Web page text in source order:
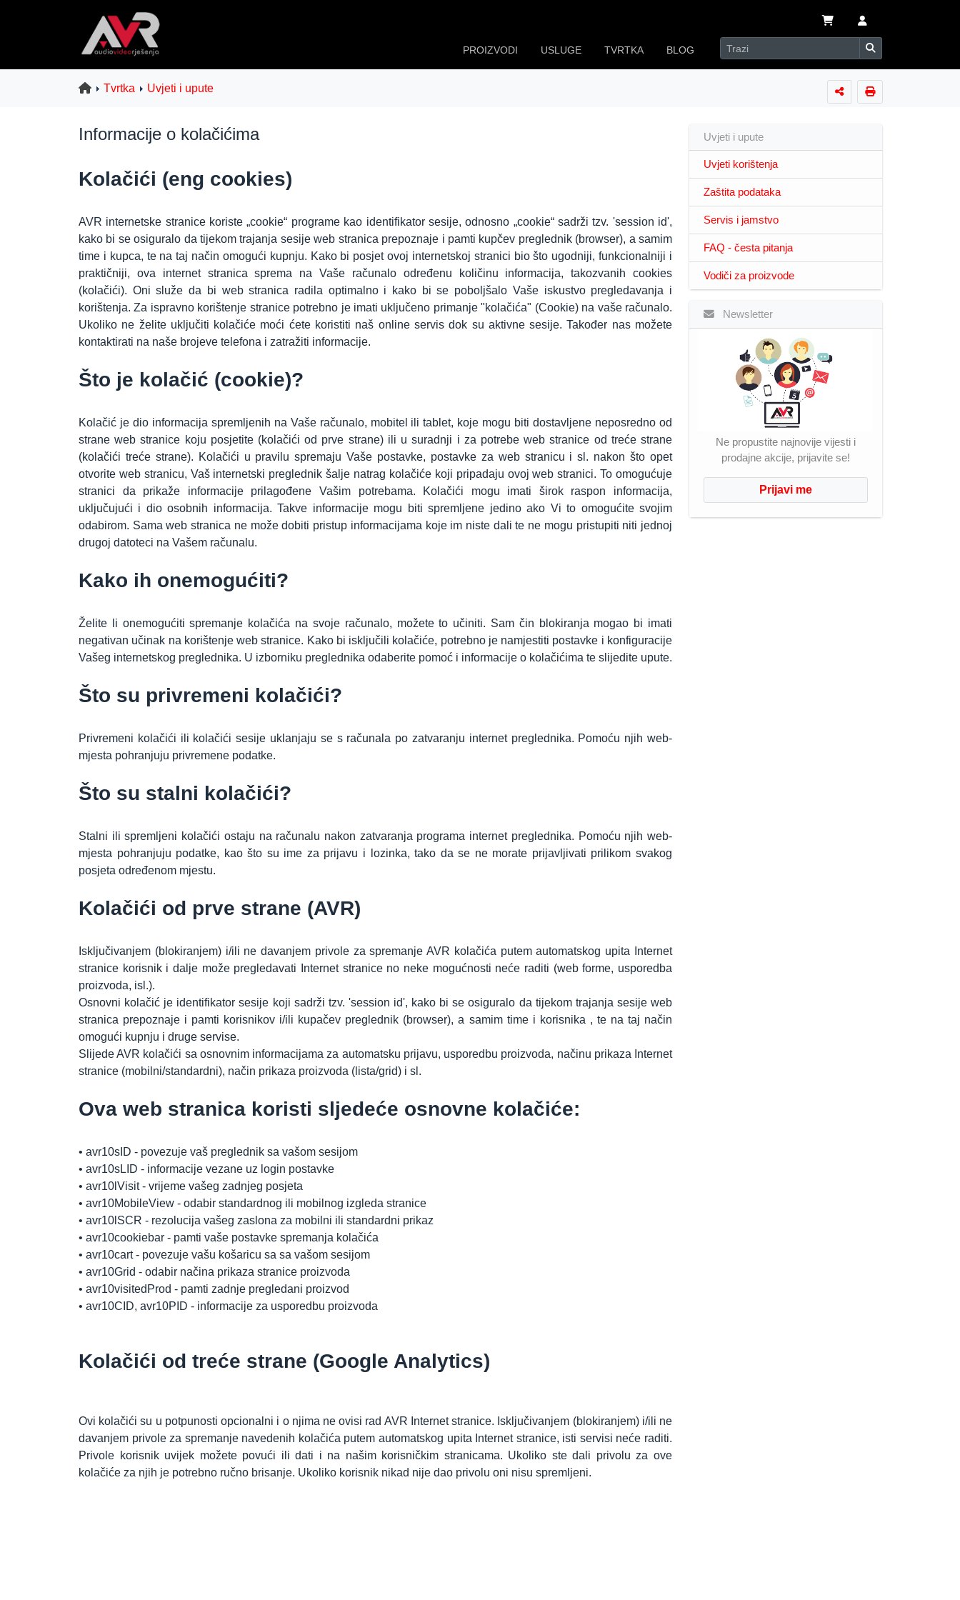
PROIZVODI USLUGE TVRTKA BLOG
Tvrtka Uvjeti i upute
Informacije o kolačićima
Kolačići (eng cookies)
AVR internetske stranice koriste „cookie“ programe kao identifikator sesije, odnosno „cookie“ sadrži tzv. 'session id',
kako bi se osiguralo da tijekom trajanja sesije web stranica prepoznaje i pamti kupčev preglednik (browser), a samim
time i kupca, te na taj način omogući kupnju. Kako bi posjet ovoj internetskoj stranici bio što ugodniji, funkcionalniji i
praktičniji, ova internet stranica sprema na Vaše računalo određenu količinu informacija, takozvanih cookies
(kolačići). Oni služe da bi web stranica radila optimalno i kako bi se poboljšalo Vaše iskustvo pregledavanja i
korištenja. Za ispravno korištenje stranice potrebno je imati uključeno primanje "kolačića" (Cookie) na vaše računalo.
Ukoliko ne želite uključiti kolačiće moći ćete koristiti naš online servis dok su aktivne sesije. Također nas možete
kontaktirati na naše brojeve telefona i zatražiti informacije.
Što je kolačić (cookie)?
Kolačić je dio informacija spremljenih na Vaše računalo, mobitel ili tablet, koje mogu biti dostavljene neposredno od
strane web stranice koju posjetite (kolačići od prve strane) ili u suradnji i za potrebe web stranice od treće strane
(kolačići treće strane). Kolačići u pravilu spremaju Vaše postavke, postavke za web stranicu i sl. nakon što opet
otvorite web stranicu, Vaš internetski preglednik šalje natrag kolačiće koji pripadaju ovoj web stranici. To omogućuje
stranici da prikaže informacije prilagođene Vašim potrebama. Kolačići mogu imati širok raspon informacija,
uključujući i dio osobnih informacija. Takve informacije mogu biti spremljene jedino ako Vi to omogućite svojim
odabirom. Sama web stranica ne može dobiti pristup informacijama koje im niste dali te ne mogu pristupiti niti jednoj
drugoj datoteci na Vašem računalu.
Kako ih onemogućiti?
Želite li onemogućiti spremanje kolačića na svoje računalo, možete to učiniti. Sam čin blokiranja mogao bi imati
negativan učinak na korištenje web stranice. Kako bi isključili kolačiće, potrebno je namjestiti postavke i konfiguracije
Vašeg internetskog preglednika. U izborniku preglednika odaberite pomoć i informacije o kolačićima te slijedite upute.
Što su privremeni kolačići?
Privremeni kolačići ili kolačići sesije uklanjaju se s računala po zatvaranju internet preglednika. Pomoću njih web-
mjesta pohranjuju privremene podatke.
Što su stalni kolačići?
Stalni ili spremljeni kolačići ostaju na računalu nakon zatvaranja programa internet preglednika. Pomoću njih web-
mjesta pohranjuju podatke, kao što su ime za prijavu i lozinka, tako da se ne morate prijavljivati prilikom svakog
posjeta određenom mjestu.
Kolačići od prve strane (AVR)
Isključivanjem (blokiranjem) i/ili ne davanjem privole za spremanje AVR kolačića putem automatskog upita Internet
stranice korisnik i dalje može pregledavati Internet stranice no neke mogućnosti neće raditi (web forme, usporedba
proizvoda, isl.).
Osnovni kolačić je identifikator sesije koji sadrži tzv. 'session id', kako bi se osiguralo da tijekom trajanja sesije web
stranica prepoznaje i pamti korisnikov i/ili kupačev preglednik (browser), a samim time i korisnika , te na taj način
omogući kupnju i druge servise.
Slijede AVR kolačići sa osnovnim informacijama za automatsku prijavu, usporedbu proizvoda, načinu prikaza Internet
stranice (mobilni/standardni), način prikaza proizvoda (lista/grid) i sl.
Ova web stranica koristi sljedeće osnovne kolačiće:
• avr10sID - povezuje vaš preglednik sa vašom sesijom
• avr10sLID - informacije vezane uz login postavke
• avr10lVisit - vrijeme vašeg zadnjeg posjeta
• avr10MobileView - odabir standardnog ili mobilnog izgleda stranice
• avr10lSCR - rezolucija vašeg zaslona za mobilni ili standardni prikaz
• avr10cookiebar - pamti vaše postavke spremanja kolačića
• avr10cart - povezuje vašu košaricu sa sa vašom sesijom
• avr10Grid - odabir načina prikaza stranice proizvoda
• avr10visitedProd - pamti zadnje pregledani proizvod
• avr10CID, avr10PID - informacije za usporedbu proizvoda
Kolačići od treće strane (Google Analytics)
Ovi kolačići su u potpunosti opcionalni i o njima ne ovisi rad AVR Internet stranice. Isključivanjem (blokiranjem) i/ili ne
davanjem privole za spremanje navedenih kolačića putem automatskog upita Internet stranice, isti servisi neće raditi.
Privole korisnik uvijek možete povući ili dati i na našim korisničkim stranicama. Ukoliko ste dali privolu za ove
kolačiće za njih je potrebno ručno brisanje. Ukoliko korisnik nikad nije dao privolu oni nisu spremljeni.
Uvjeti i upute
Uvjeti korištenja
Zaštita podataka
Servis i jamstvo
FAQ - česta pitanja
Vodiči za proizvode
Newsletter
Ne propustite najnovije vijesti i
prodajne akcije, prijavite se!
Prijavi me